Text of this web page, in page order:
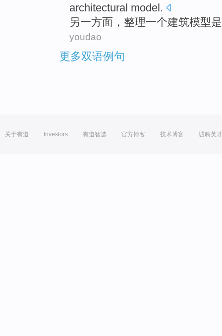
architectural model.
另一方面， 整理一个建筑模型是
youdao
更多双语例句
关于有道 Investors 有道智选 官方博客 技术博客 诚聘英才